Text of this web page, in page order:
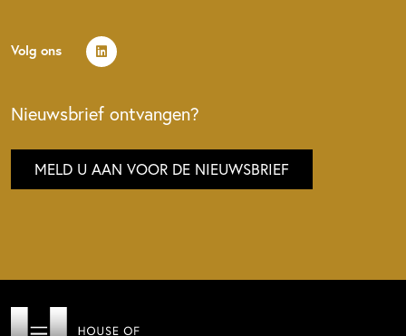
Volg ons
Nieuwsbrief ontvangen?
MELD U AAN VOOR DE NIEUWSBRIEF